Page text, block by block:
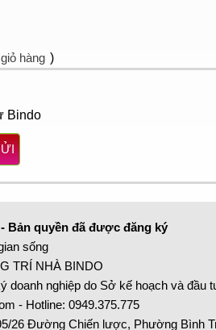
hàng )
Bindo
Bản quyền đã được đăng ký
sống
TRÍ NHÀ BINDO
doanh nghiệp do Sở kế hoạch và đầu
- Hotline: 0949.375.775
26 Đường Chiến lược, Phường Bình